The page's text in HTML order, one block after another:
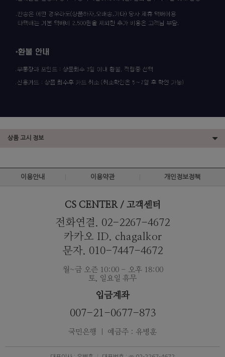
상품 고시 정보
이용안내 이용약관 개인정보정책
CS CENTER / 고객센터
전화연결. 02-2267-4672
카카오 ID. chagalkor
문자. 010-7447-4672
월~금 오즌 10:00 - 오후 18:00
토, 일요일 휴무
입금계좌
007-21-0677-873
국민은행 ｜ 예금주 : 유병훈